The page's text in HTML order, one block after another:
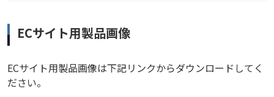
ECサイト用製品画像
ECサイト用製品画像は下記リンクからダウンロードしてく
ださい。